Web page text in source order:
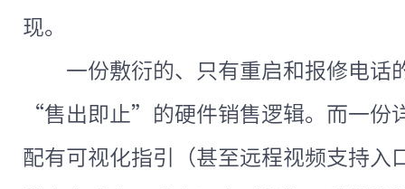
现。
一份敷衍的、只有重启和报修电话
“售出即止”的硬件销售逻辑。而一份
配有可视化指引（甚至远程视频支持入